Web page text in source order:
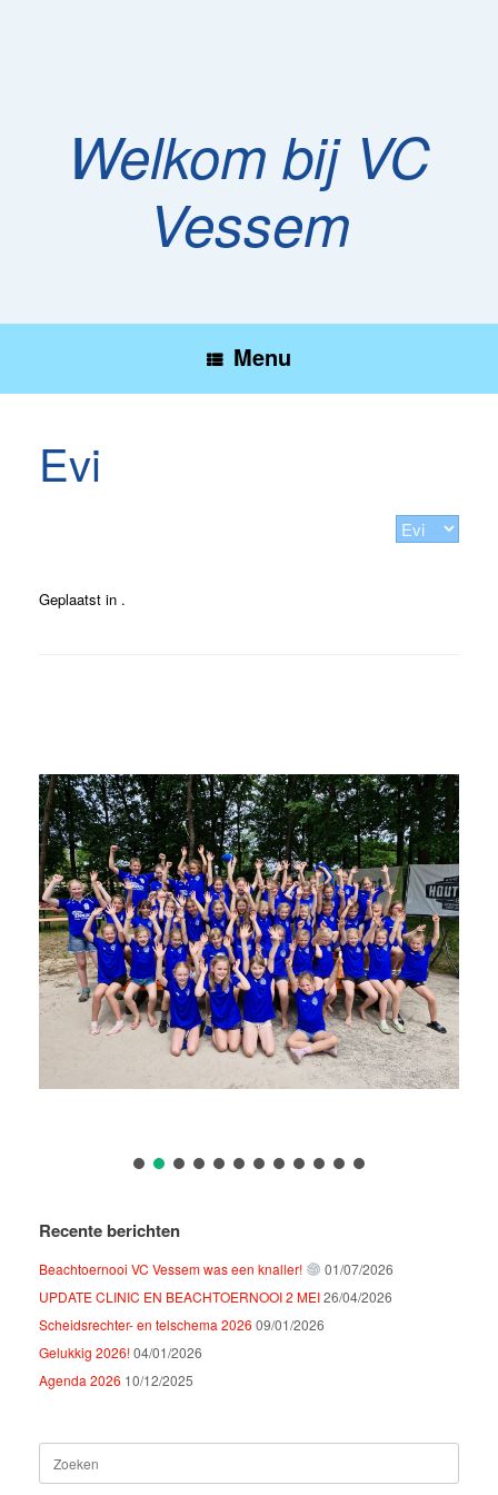
Welkom bij VC
Vessem
Menu
Evi
Geplaatst in .
Recente berichten
Beachtoernooi VC Vessem was een knaller!
01/07/2026
UPDATE CLINIC EN BEACHTOERNOOI 2 MEI26/04/2026
Scheidsrechter- en telschema 2026 09/01/2026
Gelukkig 2026!04/01/2026
Agenda 2026 10/12/2025
naar: